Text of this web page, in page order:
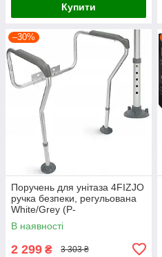
Купити
–30%
Поручень для унітаза 4FIZJO
ручка безпеки, регульована
White/Grey (P-
5905973403443)
В наявності
2 299 ₴ 3 303 ₴